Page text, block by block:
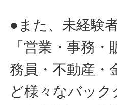
●また、未経験
「営業・事務
務員・不動産・
ど様々なバッ